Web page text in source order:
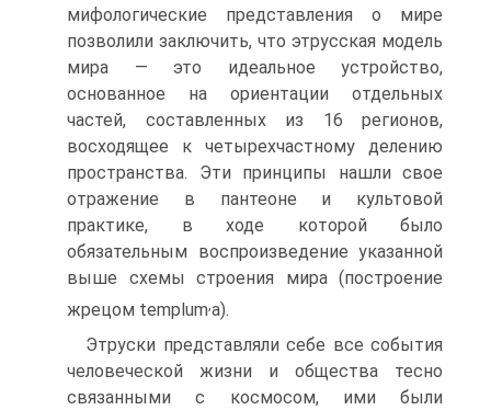
мифологические представле­ния о мире
позволили заключить, что этрусская модель
мира — это идеальное устройство,
основанное на ориентации отдельных
частей, составленных из 16 регионов,
восходящее к четырех­частному делению
пространства. Эти принципы нашли свое
от­ражение в пантеоне и культовой
практике, в ходе которой было
обязательным воспроизведение указанной
выше схемы строения мира (построение
жрецом templum,a).
Этруски представляли себе все события
человеческой жизни и общества тесно
связанными с космосом, ими были